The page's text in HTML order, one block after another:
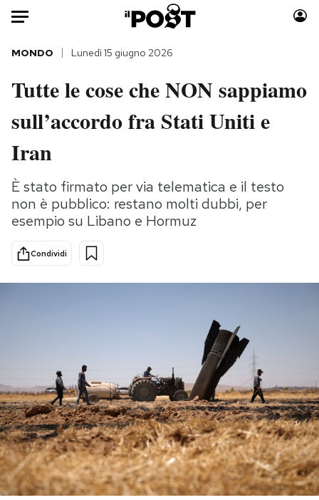
Auto
HOME
Italia
Politica
Tecnologia
Internet
Scienza
Cultura
Economia
Sport
Moda
Storie/Idee
Ok Boomer!
Media
Mondiali calcio 2026
NEWSLETTER
I MIEI PREFERITI
SHOP
MONDO Lunedì 15 giugno 2026
Tutte le cose che NON sappiamo
sull’accordo fra Stati Uniti e
Iran
È stato firmato per via telematica e il testo
non è pubblico: restano molti dubbi, per
esempio su Libano e Hormuz
Condividi